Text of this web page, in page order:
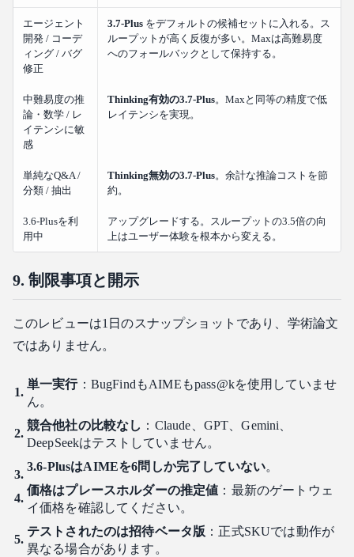
エージェント
開発 / コーデ
ィング / バグ
修正
3.7-Plus をデフォルトの候補セットに入れる。ス
ループットが高く反復が多い。Maxは高難易度
へのフォールバックとして保持する。
中難易度の推
論・数学 / レ
イテンシに敏
感
Thinking有効の3.7-Plus。Maxと同等の精度で低
レイテンシを実現。
単純なQ&A /
分類 / 抽出
Thinking無効の3.7-Plus。余計な推論コストを節
約。
3.6-Plusを利
用中
アップグレードする。スループットの3.5倍の向
上はユーザー体験を根本から変える。
9. 制限事項と開示
このレビューは1日のスナップショットであり、学術論文
ではありません。
単一実行：BugFindもAIMEもpass@kを使用していませ
ん。
競合他社の比較なし ：Claude、GPT、Gemini、
DeepSeekはテストしていません。
3.6-PlusはAIMEを6問しか完了していない。
価格はプレースホルダーの推定値 ：最新のゲートウェ
イ価格を確認してください。
テストされたのは招待ベータ版 ：正式SKUでは動作が
異なる場合があります。